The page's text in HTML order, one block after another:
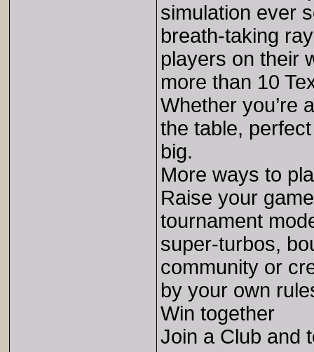
simulation ever
breath-taking
players on their
more than 10
Whether you’re
the table,
big.
More ways to
Raise your
tournament
super-turbos,
community or
by your own
Win together
Join a Club and